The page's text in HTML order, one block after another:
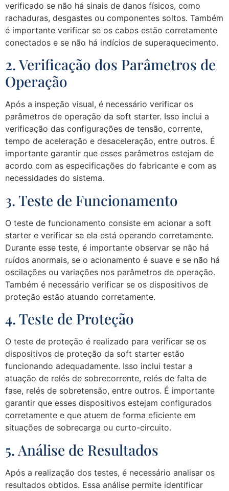
verificado se não há sinais de danos físicos, como
rachaduras, desgastes ou componentes soltos. Também
é importante verificar se os cabos estão corretamente
conectados e se não há indícios de superaquecimento.
2. Verificação dos Parâmetros de
Operação
Após a inspeção visual, é necessário verificar os
parâmetros de operação da soft starter. Isso inclui a
verificação das configurações de tensão, corrente,
tempo de aceleração e desaceleração, entre outros. É
importante garantir que esses parâmetros estejam de
acordo com as especificações do fabricante e com as
necessidades do sistema.
3. Teste de Funcionamento
O teste de funcionamento consiste em acionar a soft
starter e verificar se ela está operando corretamente.
Durante esse teste, é importante observar se não há
ruídos anormais, se o acionamento é suave e se não há
oscilações ou variações nos parâmetros de operação.
Também é necessário verificar se os dispositivos de
proteção estão atuando corretamente.
4. Teste de Proteção
O teste de proteção é realizado para verificar se os
dispositivos de proteção da soft starter estão
funcionando adequadamente. Isso inclui testar a
atuação de relés de sobrecorrente, relés de falta de
fase, relés de sobretensão, entre outros. É importante
garantir que esses dispositivos estejam configurados
corretamente e que atuem de forma eficiente em
situações de sobrecarga ou curto-circuito.
5. Análise de Resultados
Após a realização dos testes, é necessário analisar os
resultados obtidos. Essa análise permite identificar